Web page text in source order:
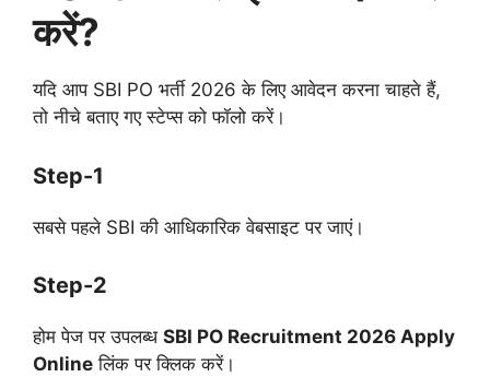
करें?
यदि आप SBI PO भर्ती 2026 के लिए आवेदन करना चाहते हैं,
तो नीचे बताए गए स्टेप्स को फॉलो करें।
Step-1
सबसे पहले SBI की आधिकारिक वेबसाइट पर जाएं।
Step-2
होम पेज पर उपलब्ध SBI PO Recruitment 2026 Apply
Online लिंक पर क्लिक करें।